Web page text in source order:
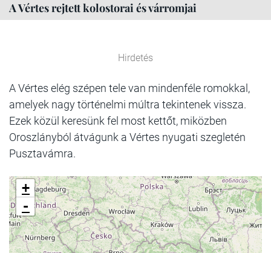
A Vértes rejtett kolostorai és várromjai
Hirdetés
A Vértes elég szépen tele van mindenféle romokkal,
amelyek nagy történelmi múltra tekintenek vissza.
Ezek közül keresünk fel most kettőt, miközben
Oroszlányból átvágunk a Vértes nyugati szegletén
Pusztavámra.
+
-